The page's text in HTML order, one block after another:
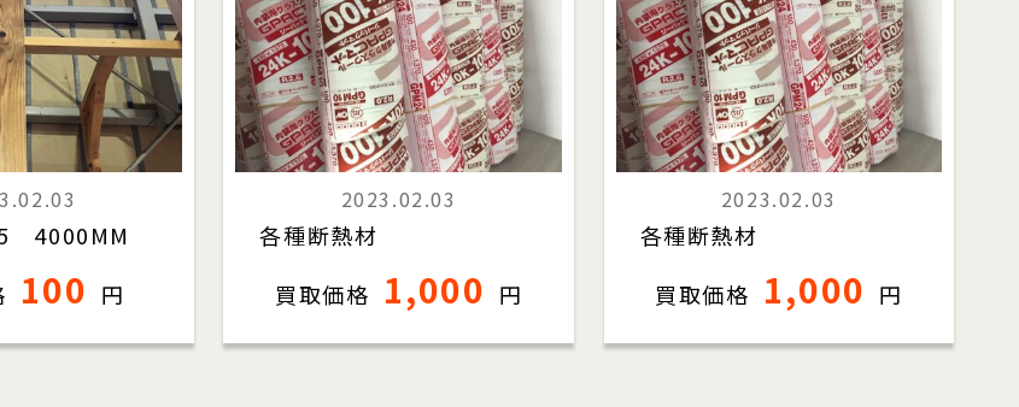
4000MM
100 円
2023.02.03
各種断熱材
買取価格 1,000 円
2023.02.03
各種断熱材
買取価格 1,000 円